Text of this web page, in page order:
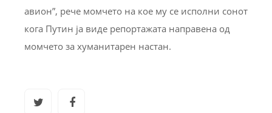
авион”, рече момчето на кое му се исполни сонот
кога Путин ја виде репортажата направена од
момчето за хуманитарен настан.